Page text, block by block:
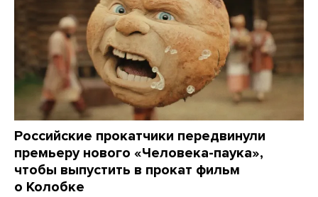
Российские прокатчики передвинули
премьеру нового «Человека-паука»,
чтобы выпустить в прокат фильм
о Колобке